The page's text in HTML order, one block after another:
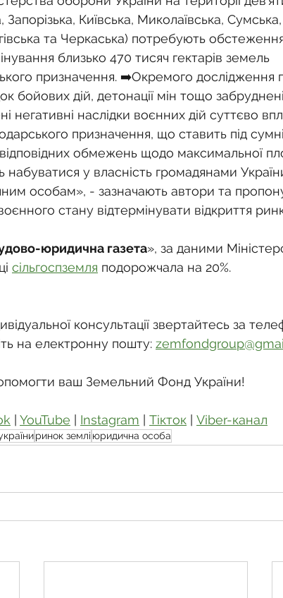
Київська, Миколаївська, Сумська,
та Черкаська) потребують
близько 470 тисяч гектарів земель
призначення. ➡️Окремого дослідження
бойових дій, детонації мін тощо
негативні наслідки воєнних дій суттєво
призначення, що ставить під
відповідних обмежень щодо максимальної
у власність громадянами
особам», - зазначають автори та
стану відтермінувати відкриття
юридична газета», за даними
сільгоспземля подорожчала на 20%.
консультації звертайтесь за
на електронну пошту:
ваш Земельний Фонд України!
YouTube Instagram Тікток Viber-канал
ринок землі юридична особа